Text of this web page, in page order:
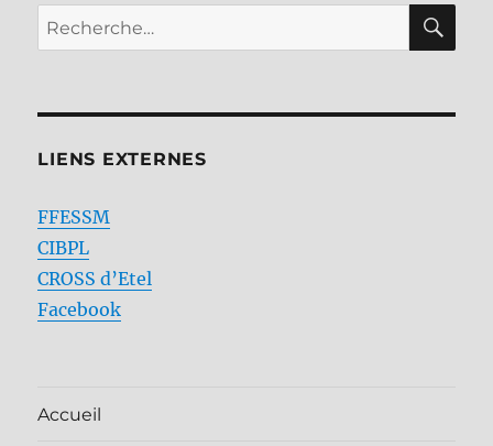
Recherche
pour :
LIENS EXTERNES
FFESSM
CIBPL
CROSS d’Etel
Facebook
Accueil